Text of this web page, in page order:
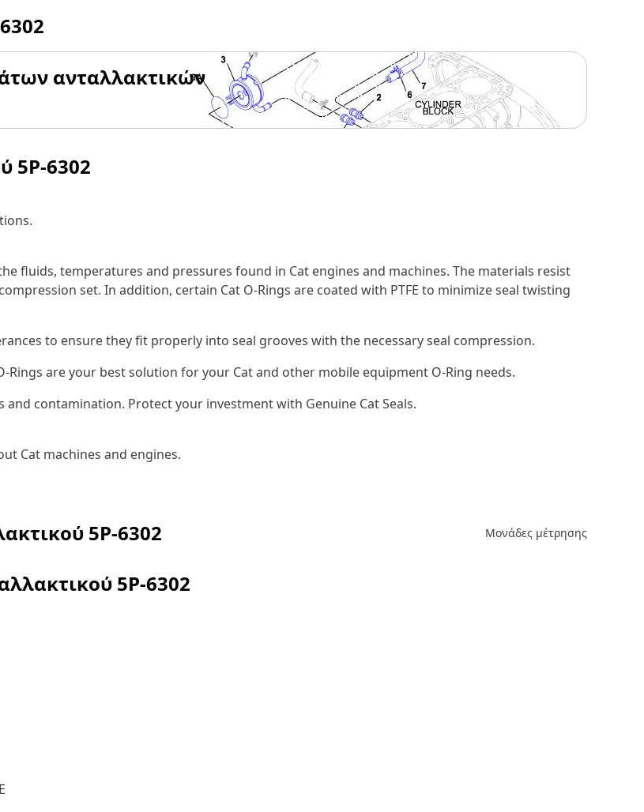
ανταλλακτικών
5P-6302
fluids, temperatures and pressures found in Cat engines and machines. The materials resist
set. In addition, certain Cat O-Rings are coated with PTFE to minimize seal twisting
to ensure they fit properly into seal grooves with the necessary seal compression.
Rings are your best solution for your Cat and other mobile equipment O-Ring needs.
contamination. Protect your investment with Genuine Cat Seals.
Cat machines and engines.
5P-6302 Μονάδες μέτρησης
5P-6302